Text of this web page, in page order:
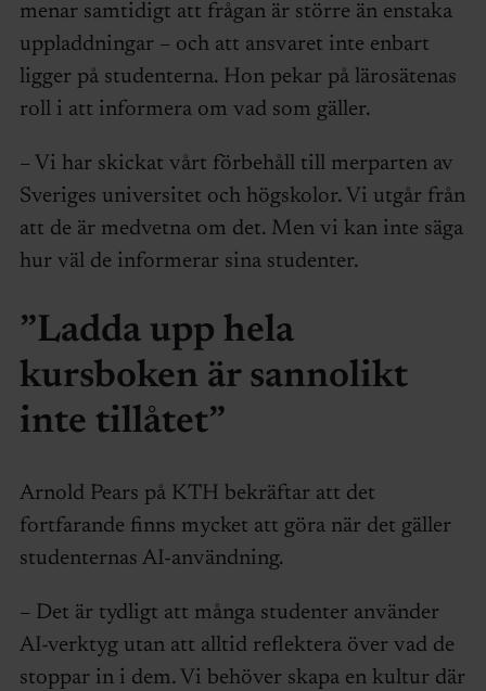
menar samtidigt att frågan är större än enstaka
uppladdningar – och att ansvaret inte enbart
ligger på studenterna. Hon pekar på lärosätenas
roll i att informera om vad som gäller.
– Vi har skickat vårt förbehåll till merparten av
Sveriges universitet och högskolor. Vi utgår från
att de är medvetna om det. Men vi kan inte säga
hur väl de informerar sina studenter.
”Ladda upp hela
kursboken är sannolikt
inte tillåtet”
Arnold Pears på KTH bekräftar att det
fortfarande finns mycket att göra när det gäller
studenternas AI-användning.
– Det är tydligt att många studenter använder
AI-verktyg utan att alltid reflektera över vad de
stoppar in i dem. Vi behöver skapa en kultur där